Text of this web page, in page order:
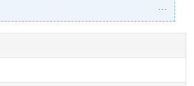
たをサポートします！